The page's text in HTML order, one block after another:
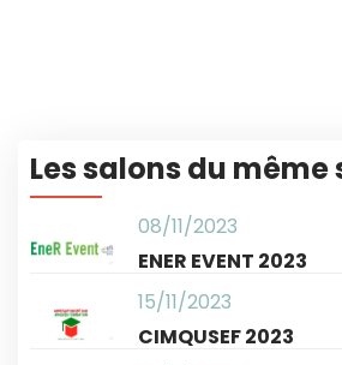
Les salons du même
08/11/2023
ENER EVENT 2023
15/11/2023
CIMQUSEF 2023